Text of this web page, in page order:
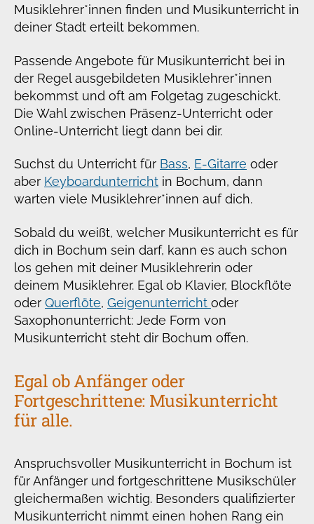
Musiklehrer*innen finden und Musikunterricht in
deiner Stadt erteilt bekommen.
Passende Angebote für Musikunterricht bei in
der Regel ausgebildeten Musiklehrer*innen
bekommst und oft am Folgetag zugeschickt.
Die Wahl zwischen Präsenz-Unterricht oder
Online-Unterricht liegt dann bei dir.
Suchst du Unterricht für Bass, E-Gitarre oder
aber Keyboardunterricht in Bochum, dann
warten viele Musiklehrer*innen auf dich.
Sobald du weißt, welcher Musikunterricht es für
dich in Bochum sein darf, kann es auch schon
los gehen mit deiner Musiklehrerin oder
deinem Musiklehrer. Egal ob Klavier, Blockflöte
oder Querflöte, Geigenunterricht oder
Saxophonunterricht: Jede Form von
Musikunterricht steht dir Bochum offen.
Egal ob Anfänger oder
Fortgeschrittene: Musikunterricht
für alle.
Anspruchsvoller Musikunterricht in Bochum ist
für Anfänger und fortgeschrittene Musikschüler
gleichermaßen wichtig. Besonders qualifizierter
Musikunterricht nimmt einen hohen Rang ein